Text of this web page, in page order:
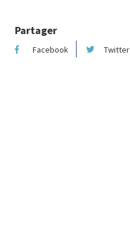
Partager
Facebook Twitter